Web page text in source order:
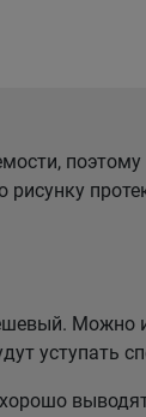
Можно
уступать